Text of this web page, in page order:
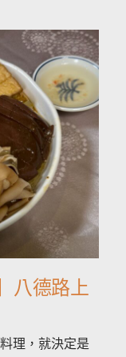
八德路上
理，就決定是